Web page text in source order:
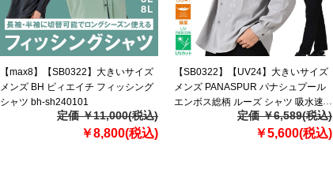
【max8】【SB0322】大きいサイズ
メンズ BH ビィエイチ フィッシング
シャツ bh-sh240101
定価 ￥11,000(税込)
￥8,800(税込)
【SB0322】【UV24】大きいサイズ
メンズ PANASPUR パナシュプール
エンボス総柄 ルーズ シャツ 吸水速
乾 軽量 UVカット 4742-404
定価 ￥6,589(税込)
￥5,600(税込)